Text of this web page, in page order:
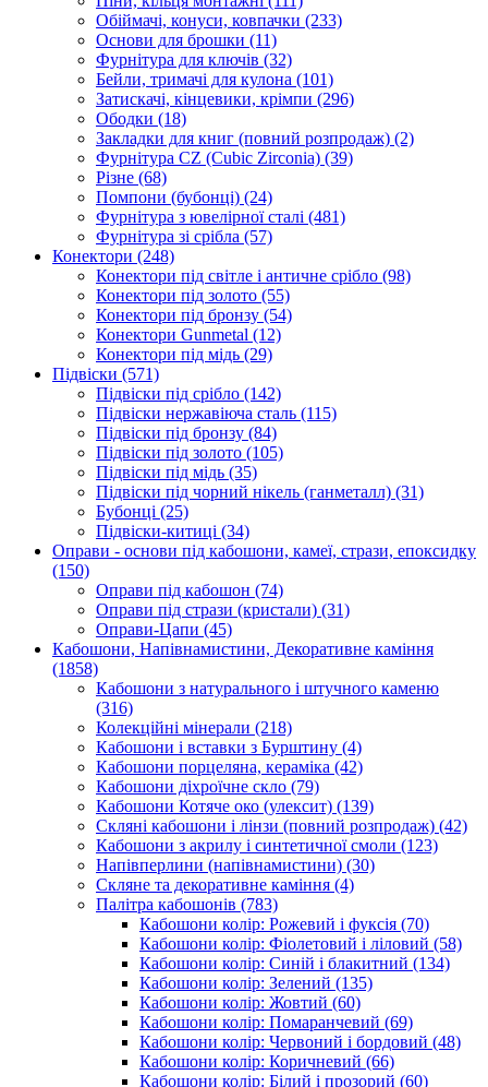
Обіймачі, конуси, ковпачки (233)
Основи для брошки (11)
Фурнітура для ключів (32)
Бейли, тримачі для кулона (101)
Затискачі, кінцевики, крімпи (296)
Ободки (18)
Закладки для книг (повний розпродаж) (2)
Фурнітура CZ (Cubic Zirconia) (39)
Різне (68)
Помпони (бубонці) (24)
Фурнітура з ювелірної сталі (481)
Фурнітура зі срібла (57)
Конектори (248)
Конектори під світле і античне срібло (98)
Конектори під золото (55)
Конектори під бронзу (54)
Конектори Gunmetal (12)
Конектори під мідь (29)
Підвіски (571)
Підвіски під срібло (142)
Підвіски нержавіюча сталь (115)
Підвіски під бронзу (84)
Підвіски під золото (105)
Підвіски під мідь (35)
Підвіски під чорний нікель (ганметалл) (31)
Бубонці (25)
Підвіски-китиці (34)
Оправи - основи під кабошони, камеї, стрази, епоксидку
(150)
Оправи під кабошон (74)
Оправи під стрази (кристали) (31)
Оправи-Цапи (45)
Кабошони, Напівнамистини, Декоративне каміння
(1858)
Кабошони з натурального і штучного каменю
(316)
Колекційні мінерали (218)
Кабошони і вставки з Бурштину (4)
Кабошони порцеляна, кераміка (42)
Кабошони діхроїчне скло (79)
Кабошони Котяче око (улексит) (139)
Скляні кабошони і лінзи (повний розпродаж) (42)
Кабошони з акрилу і синтетичної смоли (123)
Напівперлини (напівнамистини) (30)
Скляне та декоративне каміння (4)
Палітра кабошонів (783)
Кабошони колір: Рожевий і фуксія (70)
Кабошони колір: Фіолетовий і ліловий (58)
Кабошони колір: Синій і блакитний (134)
Кабошони колір: Зелений (135)
Кабошони колір: Жовтий (60)
Кабошони колір: Помаранчевий (69)
Кабошони колір: Червоний і бордовий (48)
Кабошони колір: Коричневий (66)
Кабошони колір: Білий і прозорий (60)